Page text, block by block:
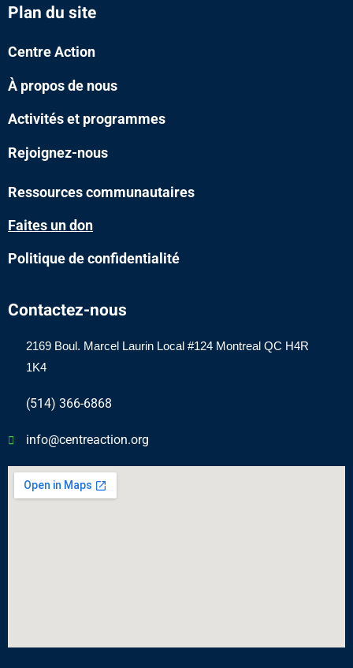
Plan du site
Centre Action
À propos de nous
Activités et programmes
Rejoignez-nous
Ressources communautaires
Faites un don
Politique de confidentialité
Contactez-nous
2169 Boul. Marcel Laurin Local #124 Montreal QC H4R
1K4
(514) 366-6868
info@centreaction.org